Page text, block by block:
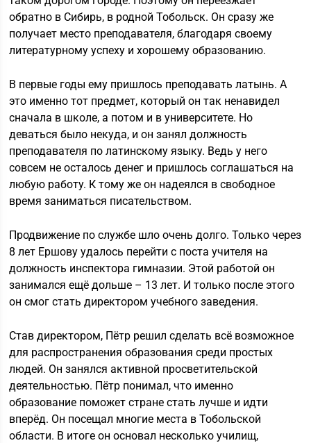
обратно в Сибирь, в родной Тобольск. Он сразу же
получает место преподавателя, благодаря своему
литературному успеху и хорошему образованию.
В первые годы ему пришлось преподавать латынь. А
это именно тот предмет, который он так ненавидел
сначала в школе, а потом и в университете. Но
деваться было некуда, и он занял должность
преподавателя по латинскому языку. Ведь у него
совсем не осталось денег и пришлось соглашаться на
любую работу. К тому же он надеялся в свободное
время заниматься писательством.
Продвижение по службе шло очень долго. Только через
8 лет Ершову удалось перейти с поста учителя на
должность инспектора гимназии. Этой работой он
занимался ещё дольше – 13 лет. И только после этого
он смог стать директором учебного заведения.
Став директором, Пётр решил сделать всё возможное
для распространения образования среди простых
людей. Он занялся активной просветительской
деятельностью. Пётр понимал, что именно
образование поможет стране стать лучше и идти
вперёд. Он посещал многие места в Тобольской
области. В итоге он основал несколько училищ,